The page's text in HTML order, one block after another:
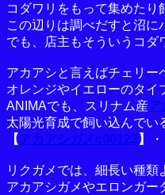
コダワリをもって集めたり
この辺りは調べだすと沼に
でも、店主もそういうコダ
アカアシと言えばチェリー
オレンジやイエローのタイ
ANIMAでも、スリナム産ア
太陽光育成で飼い込んでい
【 アカアシガメc00123 】 ・
リクガメでは、細長い種類
アカアシガメやエロンガー